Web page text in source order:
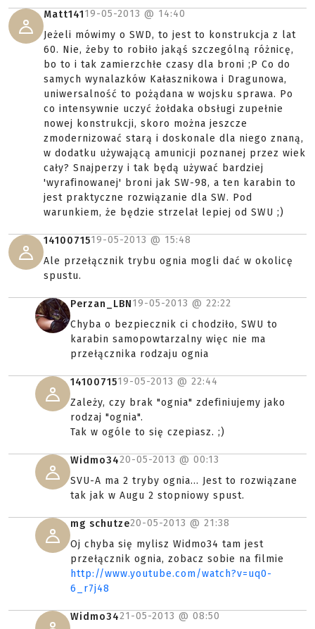
Matt14119-05-2013 @ 14:40
Jeżeli mówimy o SWD, to jest to konstrukcja z lat
60. Nie, żeby to robiło jakąś szczególną różnicę,
bo to i tak zamierzchłe czasy dla broni ;P Co do
samych wynalazków Kałasznikowa i Dragunowa,
uniwersalność to pożądana w wojsku sprawa. Po
co intensywnie uczyć żołdaka obsługi zupełnie
nowej konstrukcji, skoro można jeszcze
zmodernizować starą i doskonale dla niego znaną,
w dodatku używającą amunicji poznanej przez wiek
cały? Snajperzy i tak będą używać bardziej
'wyrafinowanej' broni jak SW-98, a ten karabin to
jest praktyczne rozwiązanie dla SW. Pod
warunkiem, że będzie strzelał lepiej od SWU ;)
1410071519-05-2013 @ 15:48
Ale przełącznik trybu ognia mogli dać w okolicę
spustu.
Perzan_LBN19-05-2013 @ 22:22
Chyba o bezpiecznik ci chodziło, SWU to
karabin samopowtarzalny więc nie ma
przełącznika rodzaju ognia
1410071519-05-2013 @ 22:44
Zależy, czy brak "ognia" zdefiniujemy jako
rodzaj "ognia".
Tak w ogóle to się czepiasz. ;)
Widmo3420-05-2013 @ 00:13
SVU-A ma 2 tryby ognia... Jest to rozwiązane
tak jak w Augu 2 stopniowy spust.
mg schutze20-05-2013 @ 21:38
Oj chyba się mylisz Widmo34 tam jest
przełącznik ognia, zobacz sobie na filmie
http://www.youtube.com/watch?v=uq0-
6_r7j48
Widmo3421-05-2013 @ 08:50